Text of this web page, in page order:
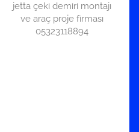
jetta çeki demiri montajı
ve araç proje firması
05323118894